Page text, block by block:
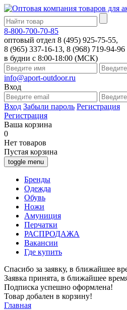
8-800-700-70-85
оптовый отдел 8 (495) 925-75-55,
8 (965) 337-16-13, 8 (968) 719-94-96
в будни с 8:00-18:00 (МСК)
info@aport-outdoor.ru
Вход
Вход Забыли пароль Регистрация
Регистрация
Ваша корзина
0
Нет товаров
Пустая корзина
toggle menu
Бренды
Одежда
Обувь
Ножи
Амуниция
Перчатки
РАСПРОДАЖА
Вакансии
Где купить
Спасибо за заявку, в ближайшее
Заявка принята, в ближайшее
Подписка успешно оформлена!
Товар добален в корзину!
Главная